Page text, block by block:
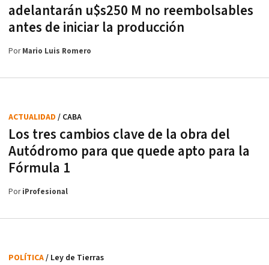
adelantarán u$s250 M no reembolsables
antes de iniciar la producción
PorMario Luis Romero
Los tres cambios clave de la obra del
Autódromo para que quede apto para la
Fórmula 1
ACTUALIDAD / CABA
PoriProfesional
POLÍTICA/ Ley de Tierras